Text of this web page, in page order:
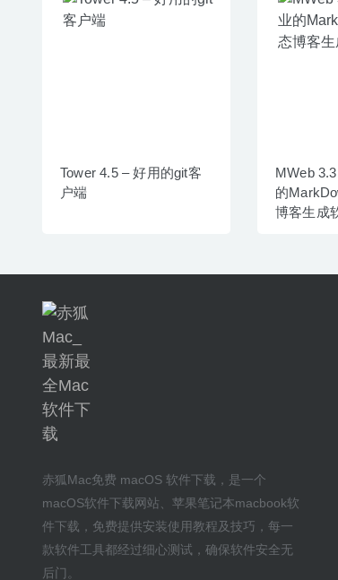
Tower 4.5 – 好用的git客
户端
MWeb
的
博客生成
赤狐Mac免费 macOS 软件下载 ，是一个
macOS软件下载网站
苹果笔记本macbook软
件下载 ，免费提供安装使用教程及技巧 ，每一
款软件工具都经过细心测试，确保软件安全无
后门。